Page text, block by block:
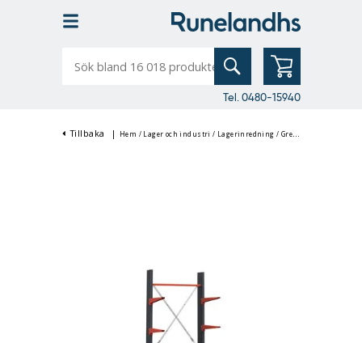
bland
Tel. 0480-15940
Tillbaka | Hem / Lager och industri / Lagerinredning / Grenställ & Listställ